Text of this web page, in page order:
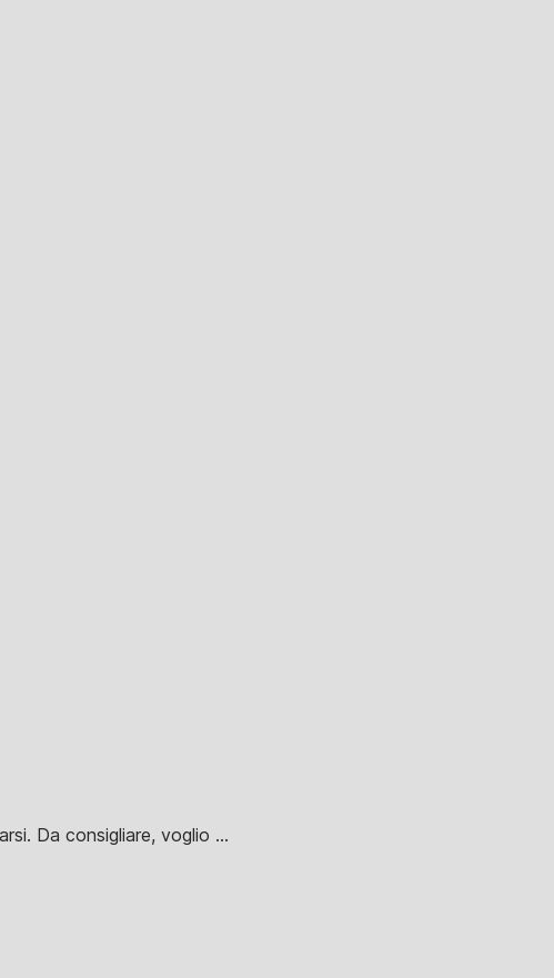
Da consigliare, voglio ...